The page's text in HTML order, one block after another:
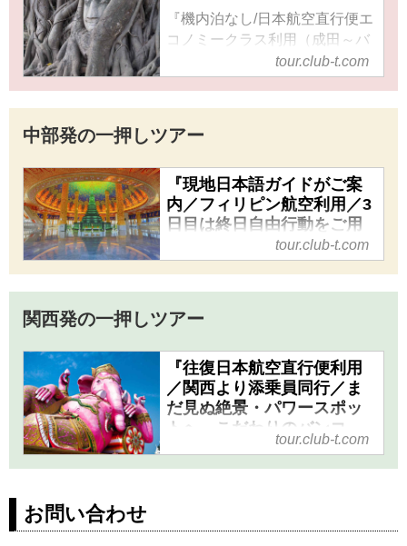
『機内泊なし/日本航空直行便エ
コノミークラス利用（成田～バ
ンコク間）/南北縦断 充実のタ
イの旅７日間』の紹介をしてい
tour.club-t.com
中部発の一押しツアー
『現地日本語ガイドがご案
内／フィリピン航空利用／3
日目は終日自由行動をご用
意！気軽にバンコクと世界
遺産アユタヤ5日間』｜クラ
『現地日本語ガイドがご案内／
終日自由行動をご用意！気軽に
バンコクと世界遺産アユタヤ5
日間』の紹介をしています。ツ
アー・旅行のお申込ならクラブ
tour.club-t.com
関西発の一押しツアー
『往復日本航空直行便利用
／関西より添乗員同行／ま
だ見ぬ絶景・パワースポッ
トへ こだわりのバンコ
ク・アユタヤ ６日間』｜ク
ラブツーリズム
tour.club-t.com
お問い合わせ